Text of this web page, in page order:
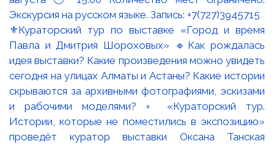
⚜️Кураторский тур по выставке «Город и время
Павла и Дмитрия Шороховых» 🔹Как рождалась
идея выставки? Какие произведения можно увидеть
сегодня на улицах Алматы и Астаны? Какие истории
скрываются за архивными фотографиями, эскизами
и рабочими моделями? ▫️ «Кураторский тур.
Истории, которые не поместились в экспозицию»
проведёт куратор выставки Оксана Танская